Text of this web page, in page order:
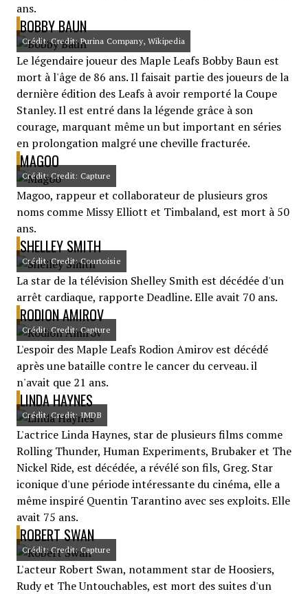
ans.
BOBBY BAUN
Crédit: Credit: Purina Company, Wikipedia
Le légendaire joueur des Maple Leafs Bobby Baun est
mort à l'âge de 86 ans. Il faisait partie des joueurs de la
dernière édition des Leafs à avoir remporté la Coupe
Stanley. Il est entré dans la légende grâce à son
courage, marquant même un but important en séries
en prolongation malgré une cheville fracturée.
MAGOO
Crédit: Credit: Capture
Magoo, rappeur et collaborateur de plusieurs gros
noms comme Missy Elliott et Timbaland, est mort à 50
ans.
SHELLEY SMITH
Crédit: Credit: Courtoisie
La star de la télévision Shelley Smith est décédée d'un
arrêt cardiaque, rapporte Deadline. Elle avait 70 ans.
RODION AMIROV
Crédit: Credit: Capture
L'espoir des Maple Leafs Rodion Amirov est décédé
après une bataille contre le cancer du cerveau. il
n'avait que 21 ans.
LINDA HAYNES
Crédit: Credit: IMDB
L'actrice Linda Haynes, star de plusieurs films comme
Rolling Thunder, Human Experiments, Brubaker et The
Nickel Ride, est décédée, a révélé son fils, Greg. Star
iconique d'une période intéressante du cinéma, elle a
même inspiré Quentin Tarantino avec ses exploits. Elle
avait 75 ans.
ROBERT SWAN
Crédit: Credit: Capture
L'acteur Robert Swan, notamment star de Hoosiers,
Rudy et The Untouchables, est mort des suites d'un